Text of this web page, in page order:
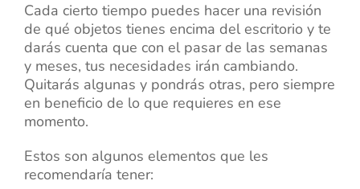
Cada cierto tiempo puedes hacer una revisión
de qué objetos tienes encima del escritorio y te
darás cuenta que con el pasar de las semanas
y meses, tus necesidades irán cambiando.
Quitarás algunas y pondrás otras, pero siempre
en beneficio de lo que requieres en ese
momento.
Estos son algunos elementos que les
recomendaría tener: